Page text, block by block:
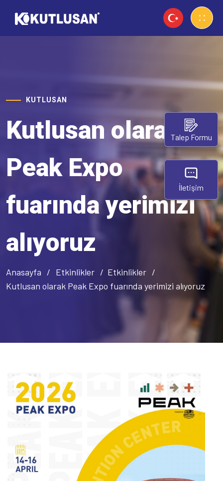
KUTLUSAN
Kutlusan olarak
Peak Expo
fuarında yerimizi
alıyoruz
Anasayfa Etkinlikler
Etkinlikler
Kutlusan olarak Peak Expo fuarında yerimizi alıyoruz
Talep Formu
İletişim